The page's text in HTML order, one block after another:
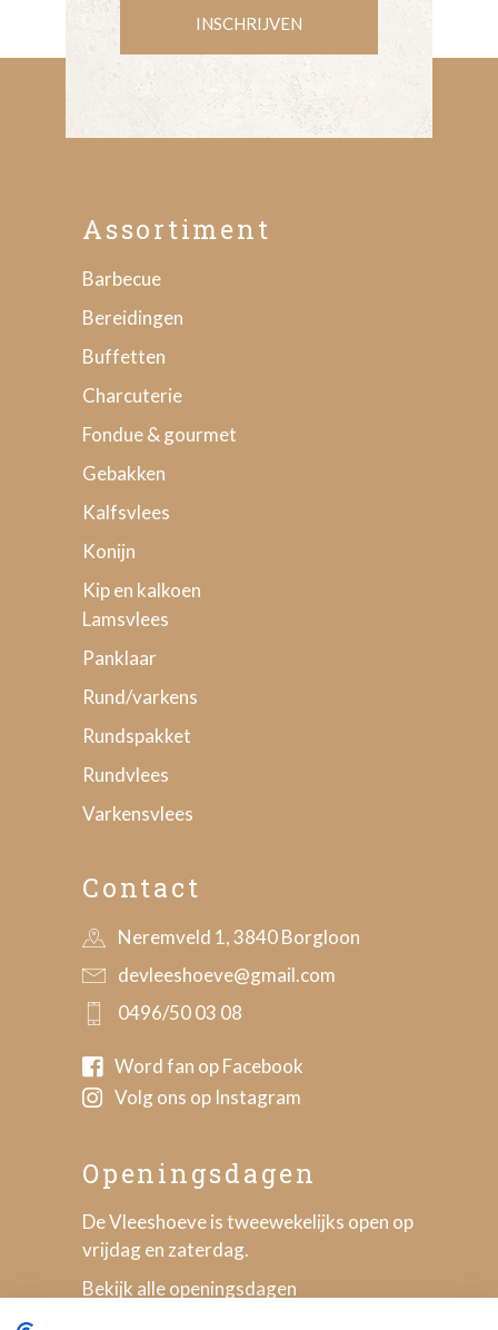
INSCHRIJVEN
Assortiment
Barbecue
Bereidingen
Buffetten
Charcuterie
Fondue & gourmet
Gebakken
Kalfsvlees
Konijn
Kip en kalkoen
Lamsvlees
Panklaar
Rund/varkens
Rundspakket
Rundvlees
Varkensvlees
Contact
Neremveld 1, 3840 Borgloon
devleeshoeve@gmail.com
0496/50 03 08
Word fan op Facebook
Volg ons op Instagram
Openingsdagen
De Vleeshoeve is tweewekelijks open op
vrijdag en zaterdag.
Bekijk alle openingsdagen